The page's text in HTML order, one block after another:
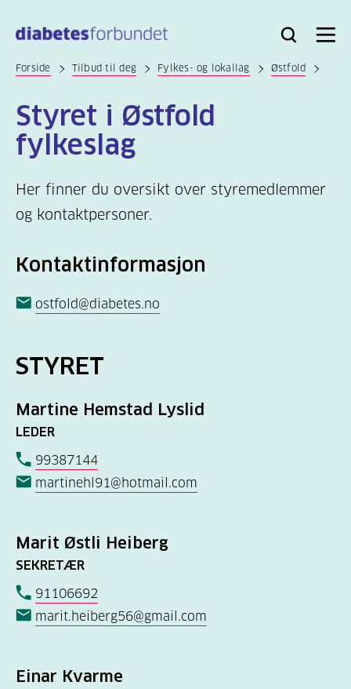
hovedinnhold
Bli
Logg
Søk Meny
Forside Tilbud til deg Fylkes- og lokallag Østfold
Styret i Østfold
fylkeslag
Her finner du oversikt over styremedlemmer
og kontaktpersoner.
Kontaktinformasjon
ostfold@diabetes.no
STYRET
Martine Hemstad Lyslid
LEDER
99387144
martinehl91@hotmail.com
Marit Østli Heiberg
SEKRETÆR
91106692
marit.heiberg56@gmail.com
Einar Kvarme